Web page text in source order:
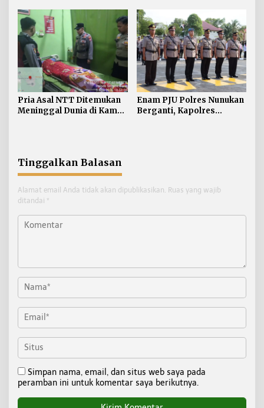
Merah Putih 81 Meter
Dibentangkan di Sebatik
Lomba Menggambar dan
Mewarnai
Pria Asal NTT Ditemukan
Meninggal Dunia di Kamar
Enam PJU Polres Nunukan
Berganti, Kapolres
Tinggalkan Balasan
Alamat email Anda tidak akan dipublikasikan. Ruas yang wajib
ditandai *
Simpan nama, email, dan situs web saya pada
peramban ini untuk komentar saya berikutnya.